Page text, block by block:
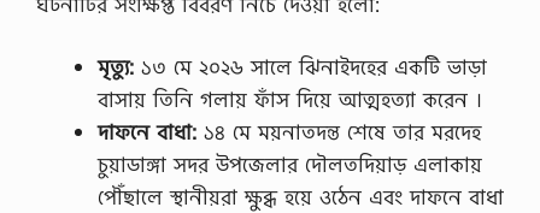
মৃত্যু: ১৩ মে ২০২৬ সালে ঝিনাইদহের একটি ভাড়া
বাসায় তিনি গলায় ফাঁস দিয়ে আত্মহত্যা করেন ।
দাফনে বাধা: ১৪ মে ময়নাতদন্ত শেষে তার মরদেহ
চুয়াডাঙ্গা সদর উপজেলার দৌলতদিয়াড় এলাকায়
পৌঁছালে স্থানীয়রা ক্ষুব্ধ হয়ে ওঠেন এবং দাফনে বাধা